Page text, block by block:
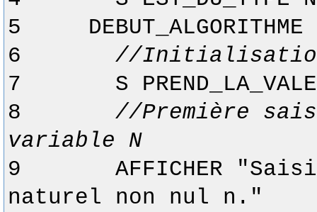
5
DEBUT_ALGORITHME
6
//
7
S
8
//Première
variable N
9
AFFICHER
naturel non nul n."